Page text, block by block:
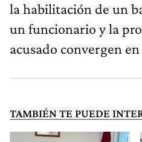
la habilitación de un
un funcionario y la
acusado convergen
TAMBIÉN TE PUEDE